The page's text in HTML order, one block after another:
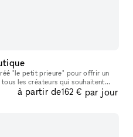
"le petit prieure" pour offrir un
les créateurs qui souhaitent
céramistes, ph
à partir de162 € par jour